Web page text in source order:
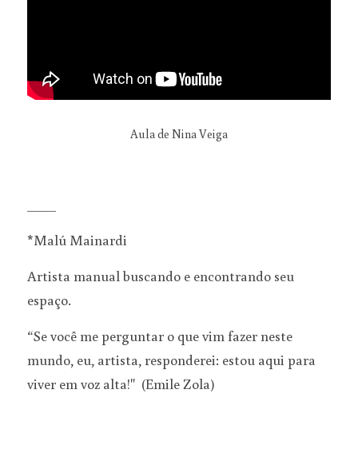
Aula de Nina Veiga
*Malú Mainardi
Artista manual buscando e encontrando seu
espaço.
“Se você me perguntar o que vim fazer neste
mundo, eu, artista, responderei: estou aqui para
viver em voz alta!"  (Emile Zola)